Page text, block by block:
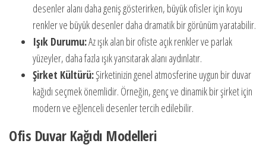
desenler alanı daha geniş gösterirken, büyük ofisler için koyu
renkler ve büyük desenler daha dramatik bir görünüm yaratabilir.
Işık Durumu:Az ışık alan bir ofiste açık renkler ve parlak
yüzeyler, daha fazla ışık yansıtarak alanı aydınlatır.
Şirket Kültürü:Şirketinizin genel atmosferine uygun bir duvar
kağıdı seçmek önemlidir. Örneğin, genç ve dinamik bir şirket için
modern ve eğlenceli desenler tercih edilebilir.
Ofis Duvar Kağıdı Modelleri